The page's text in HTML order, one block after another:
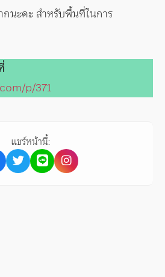
ะคะ สำหรับพื้นที่ในการ
p/371
แชร์หน้านี้: